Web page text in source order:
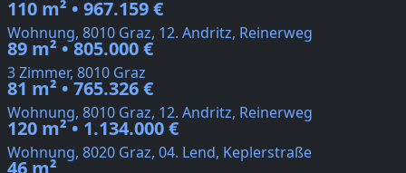
110 m² • 967.159 €
Wohnung, 8010 Graz, 12. Andritz, Reinerweg
89 m² • 805.000 €
3 Zimmer, 8010 Graz
81 m² • 765.326 €
Wohnung, 8010 Graz, 12. Andritz, Reinerweg
120 m² • 1.134.000 €
Wohnung, 8020 Graz, 04. Lend, Keplerstraße